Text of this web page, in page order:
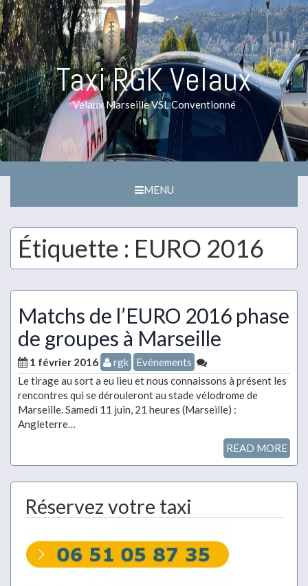
Taxi RGK Velaux
Velaux Marseille VSL Conventionné
MENU
Étiquette : EURO 2016
Matchs de l’EURO 2016 phase
de groupes à Marseille
1 février 2016 rgk
Evénements
Le tirage au sort a eu lieu et nous connaissons à présent les
rencontres qui se dérouleront au stade vélodrome de
Marseille. Samedi 11 juin, 21 heures (Marseille) :
Angleterre…
READ MORE
Réservez votre taxi